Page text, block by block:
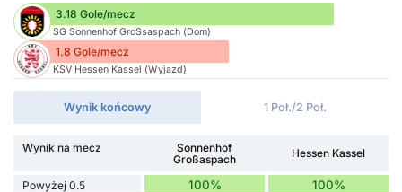
3.18 Gole/mecz
SG Sonnenhof GroSsaspach (Dom)
1.8 Gole/mecz
KSV Hessen Kassel (Wyjazd)
Wynik końcowy 1 Poł./2 Poł.
Wynik na mecz
Sonnenhof
Großaspach
Hessen Kassel
Powyżej 0.5 100% 100%